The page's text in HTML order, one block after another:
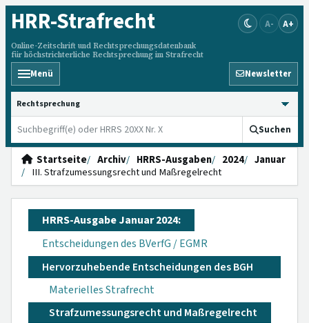
HRR-Strafrecht
Online-Zeitschrift und Rechtsprechungsdatenbank
für höchstrichterliche Rechtsprechung im Strafrecht
A- A+
Menü Newsletter
HRRS durchsuchen
Suchen
Startseite Archiv HRRS-Ausgaben 2024
Januar
III. Strafzumessungsrecht und Maßregelrecht
HRRS-Ausgabe Januar 2024:
Entscheidungen des BVerfG / EGMR
Hervorzuhebende Entscheidungen des BGH
Materielles Strafrecht
Strafzumessungsrecht und Maßregelrecht